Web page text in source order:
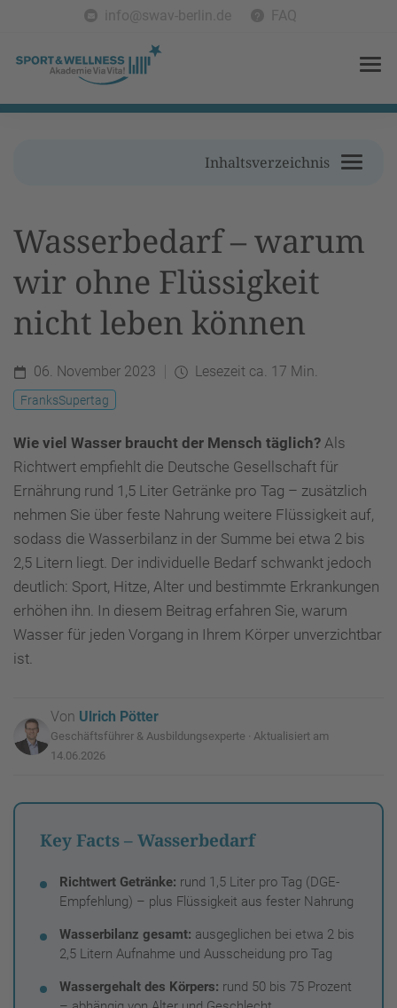
info@swav-berlin.de FAQ
Inhaltsverzeichnis
Wasserbedarf – warum
wir ohne Flüssigkeit
nicht leben können
06. November 2023 Lesezeit ca. 17 Min.
FranksSupertag
Wie viel Wasser braucht der Mensch täglich? Als
Richtwert empfiehlt die Deutsche Gesellschaft für
Ernährung rund 1,5 Liter Getränke pro Tag – zusätzlich
nehmen Sie über feste Nahrung weitere Flüssigkeit auf,
sodass die Wasserbilanz in der Summe bei etwa 2 bis
2,5 Litern liegt. Der individuelle Bedarf schwankt jedoch
deutlich: Sport, Hitze, Alter und bestimmte Erkrankungen
erhöhen ihn. In diesem Beitrag erfahren Sie, warum
Wasser für jeden Vorgang in Ihrem Körper unverzichtbar
ist.
Von Ulrich Pötter
Geschäftsführer & Ausbildungsexperte · Aktualisiert am
14.06.2026
Key Facts – Wasserbedarf
Richtwert Getränke: rund 1,5 Liter pro Tag (DGE-
Empfehlung) – plus Flüssigkeit aus fester Nahrung
Wasserbilanz gesamt: ausgeglichen bei etwa 2 bis
2,5 Litern Aufnahme und Ausscheidung pro Tag
Wassergehalt des Körpers: rund 50 bis 75 Prozent